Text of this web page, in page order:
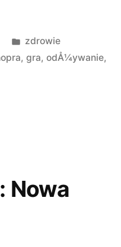
Opublikowano
w
zdrowie
, gra, odÅ¼ywanie,
Nowa